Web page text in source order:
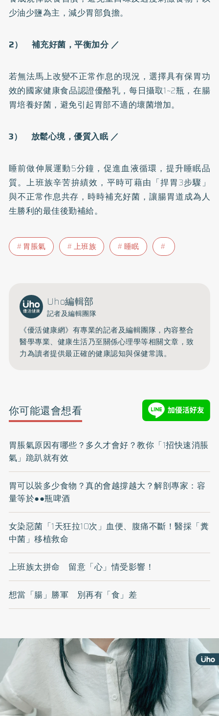
少油少鹽為主，減少胃部負擔。
2） 補充好菌，平衡加分 ／
若無法馬上改變不正常作息的現況，選擇具有保胃功
效的國家健康食品認證優酪乳，每日攝取1~2瓶，在腸
胃培養好菌，避免引起胃部不適的壞菌增加。
3） 放鬆心境，優質入眠 ／
睡前做伸展運動5分鐘，促進血液循環，提升睡眠品
質。上班族辛苦拚績效，平時可藉由「捍胃3步驟」
與不正常作息共存，時時補充好菌，讓腸胃道成為人
生勝利的最佳後勤補給。
胃脹氣 上班族 睡眠
Uho編輯部
記者及編輯團隊
《優活健康網》有專業的記者及編輯團隊，內容整合
醫學專業、健康生活乃至關係心理學等相關文章，致
力為讀者提供最正確的健康認知與保健常識。
你可能還會想看
胃脹氣原因有哪些？多久才會好？教你「1招快速消脹
氣」跪趴就有效
胃可以裝多少食物？真的會越撐越大？解剖專家：容
量等於●●瓶啤酒
女染惡菌「1天狂拉10次」血便、腹痛不斷！醫採「糞
中菌」移植救命
上班族太拼命 留意「心」情受影響！
想當「腸」勝軍 別再有「食」差